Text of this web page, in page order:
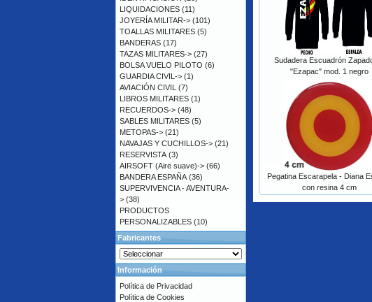
Sudadera Escuadrón
"Ezapac" mod. 1 negro
Pegatina Escarapela - Diana
con resina 4 cm
LIQUIDACIONES (11)
JOYERÍA MILITAR-> (101)
TOALLAS MILITARES (5)
BANDERAS (17)
TAZAS MILITARES-> (27)
BOLSA VUELO PILOTO (6)
GUARDIA CIVIL-> (1)
AVIACIÓN CIVIL (7)
LIBROS MILITARES (1)
RECUERDOS-> (48)
SABLES MILITARES (5)
METOPAS-> (21)
NAVAJAS Y CUCHILLOS-> (21)
RESERVISTA (3)
AIRSOFT (Aire suave)-> (66)
BANDERA ESPAÑA (36)
SUPERVIVENCIA - AVENTURA-
> (38)
PRODUCTOS
PERSONALIZABLES (10)
Fabricantes
Información
Política de Privacidad
Política de Cookies